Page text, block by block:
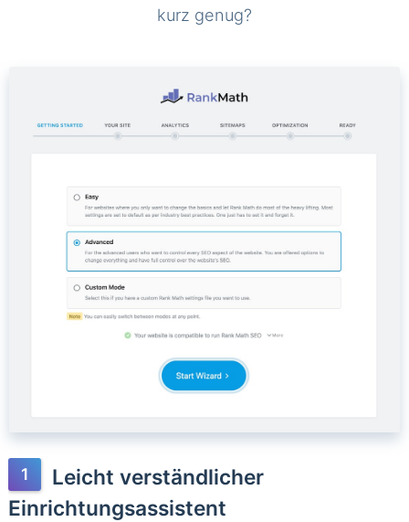
kurz genug?
Leicht verständlicher
Einrichtungsassistent